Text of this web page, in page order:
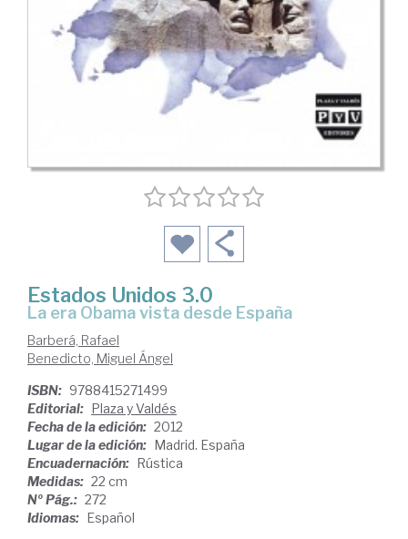
Estados Unidos 3.0
la era Obama vista desde España
Barberá, Rafael
Benedicto, Miguel Ángel
ISBN: 9788415271499
Editorial: Plaza y Valdés
Fecha de la edición: 2012
Lugar de la edición: Madrid. España
Encuadernación: Rústica
Medidas: 22 cm
Nº Pág.: 272
Idiomas: Español